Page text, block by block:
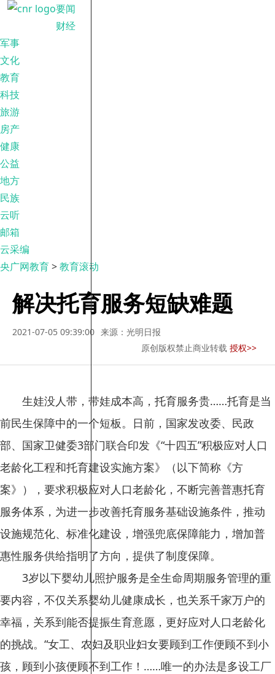
要闻
财经
军事
文化
教育
科技
旅游
房产
健康
公益
地方
民族
云听
邮箱
云采编
央广网教育>教育滚动
解决托育服务短缺难题
2021-07-05 09:39:00 来源：光明日报
原创版权禁止商业转载 授权>>
生娃没人带，带娃成本高，托育服务贵……托育是当
前民生保障中的一个短板。日前，国家发改委、民政
部、国家卫健委3部门联合印发《“十四五”积极应对人口
老龄化工程和托育建设实施方案》（以下简称《方
案》），要求积极应对人口老龄化，不断完善普惠托育
服务体系，为进一步改善托育服务基础设施条件，推动
设施规范化、标准化建设，增强兜底保障能力，增加普
惠性服务供给指明了方向，提供了制度保障。
3岁以下婴幼儿照护服务是全生命周期服务管理的重
要内容，不仅关系婴幼儿健康成长，也关系千家万户的
幸福，关系到能否提振生育意愿，更好应对人口老龄化
的挑战。“女工、农妇及职业妇女要顾到工作便顾不到小
孩，顾到小孩便顾不到工作！……唯一的办法是多设工厂